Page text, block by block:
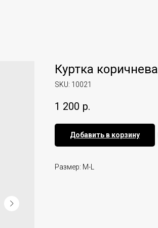
Куртка
SKU: 10021
1 200 р.
Добавить в корзину
Размер: M-L